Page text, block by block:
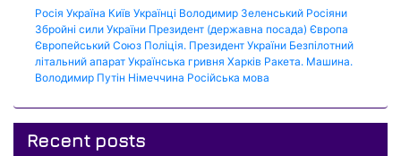
Росія Україна Київ Українці Володимир Зеленський Росіяни
Збройні сили України Президент (державна посада) Європа
Європейський Союз Поліція. Президент України Безпілотний
літальний апарат Українська гривня Харків Ракета. Машина.
Володимир Путін Німеччина Російська мова
Recent posts